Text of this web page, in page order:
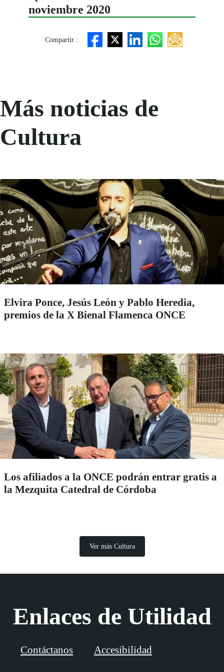
noviembre 2020
Compartir :
Más noticias de
Cultura
Elvira Ponce, Jesús León y Pablo Heredia,
premios de la X Bienal Flamenca ONCE
Los afiliados a la ONCE podrán entrar gratis a
la Mezquita Catedral de Córdoba
Ver más Cultura
Enlaces de Utilidad
Contáctanos Accesibilidad